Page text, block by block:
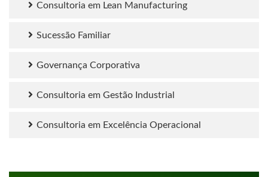
Consultoria em Lean Manufacturing
Sucessão Familiar
Governança Corporativa
Consultoria em Gestão Industrial
Consultoria em Excelência Operacional